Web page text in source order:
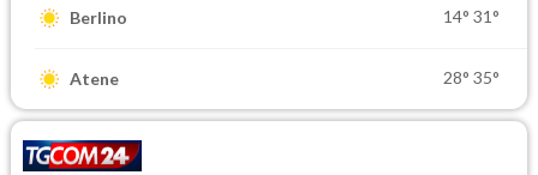
Berlino 14° 31°
Atene 28° 35°